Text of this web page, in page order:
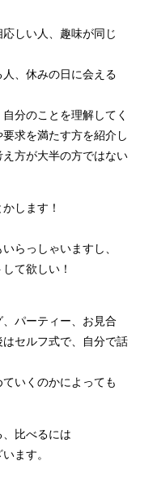
しい人、趣味が同じ
、休みの日に会える
分のことを理解してく
求を満たす方を紹介し
方が大半の方ではない
します！
らっしゃいますし、
て欲しい！
パーティー、お見合
セルフ式で、自分で話
いくのかによっても
比べるには
ます。